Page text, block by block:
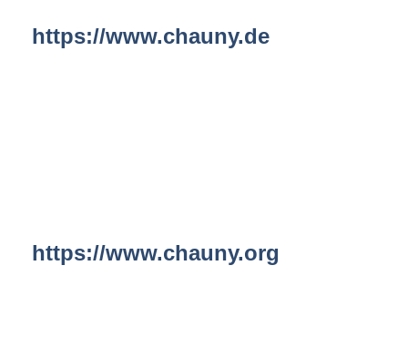
https://www.chauny.de
https://www.chauny.org